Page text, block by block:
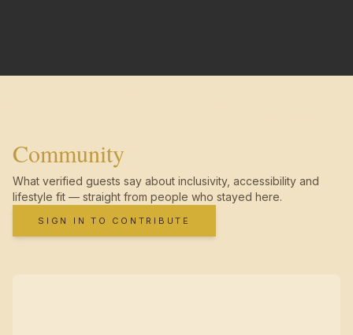
Community
What verified guests say about inclusivity, accessibility and
lifestyle fit — straight from people who stayed here.
SIGN IN TO CONTRIBUTE